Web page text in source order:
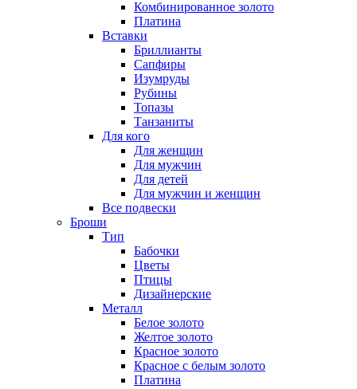
Комбинированное золото
Платина
Вставки
Бриллианты
Сапфиры
Изумруды
Рубины
Топазы
Танзаниты
Для кого
Для женщин
Для мужчин
Для детей
Для мужчин и женщин
Все подвески
Броши
Тип
Бабочки
Цветы
Птицы
Дизайнерские
Металл
Белое золото
Желтое золото
Красное золото
Красное с белым золото
Платина